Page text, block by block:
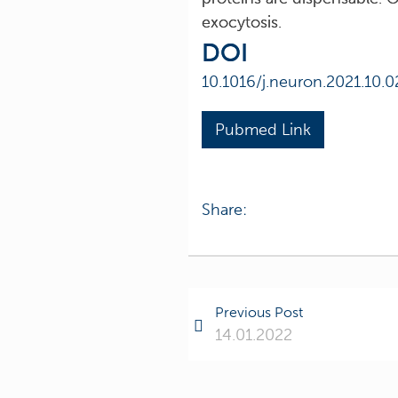
exocytosis.
DOI
10.1016/
Pubmed Link
Share:
Previous Post
14.01.2022